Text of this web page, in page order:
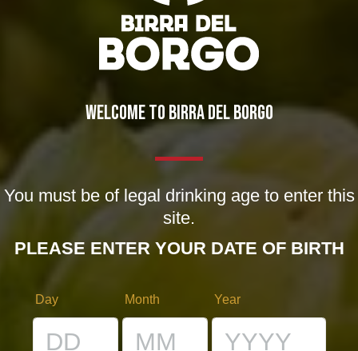
WELCOME TO BIRRA DEL BORGO
You must be of legal drinking age to enter this
site.
PLEASE ENTER YOUR DATE OF BIRTH
Day Month Year